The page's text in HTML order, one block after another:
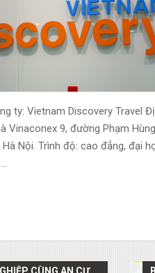
ty: Vietnam Discovery Travel
Vinaconex 9, đường Phạm
Nội. Trình độ: cao đẳng, đại